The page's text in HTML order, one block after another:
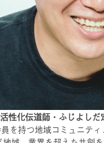
性化伝道師・ふじよしだ
を持つ地域コミュニテ